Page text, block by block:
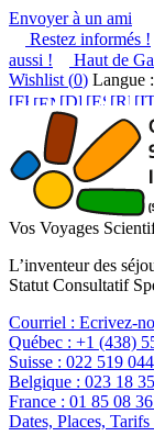
Envoyer à un ami
Restez informés !
aussi !
Haut de
Wishlist (0) Langue
Vos Voyages
L’inventeur des
Statut Consultatif
Courriel : Ecrivez-
Québec : +1 (438)
Suisse : 022 519
Belgique : 023 18
France : 01 85 08
Dates, Places, Tarifs